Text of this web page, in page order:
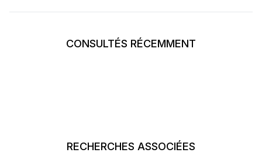
CONSULTÉS RÉCEMMENT
RECHERCHES ASSOCIÉES